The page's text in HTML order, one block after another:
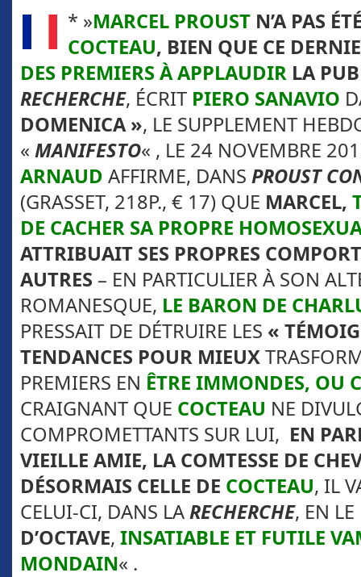
* »MARCEL PROUST N’A PAS
COCTEAU, BIEN QUE CE
DES PREMIERS À APPLAUDIR LA
RECHERCHE, ÉCRIT PIERO SANAVIO
DOMENICA », LE SUPPLEMENT
« MANIFESTO« , LE 24 NOVEMBRE
ARNAUD AFFIRME, DANS PROUST
(GRASSET, 218P., € 17) QUE MARCEL,
DE CACHER SA PROPRE
ATTRIBUAIT SES PROPRES
AUTRES – EN PARTICULIER À SON
ROMANESQUE, LE BARON DE
PRESSAIT DE DÉTRUIRE LES «
TENDANCES POUR MIEUX
PREMIERS EN ÊTRE IMMONDES, OU
CRAIGNANT QUE COCTEAU NE
COMPROMETTANTS SUR LUI, EN
VIEILLE AMIE, LA COMTESSE DE
DÉSORMAIS CELLE DE COCTEAU, IL
CELUI-CI, DANS LARECHERCHE, EN
D’OCTAVE, INSATIABLE ET FUTILE
MONDAIN« .